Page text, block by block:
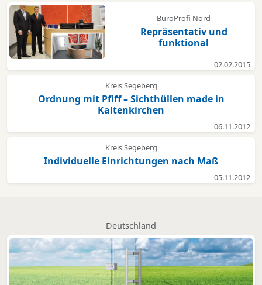
BüroProfi Nord
Repräsentativ und
funktional
02.02.2015
Kreis Segeberg
Ordnung mit Pfiff – Sichthüllen made in
Kaltenkirchen
06.11.2012
Kreis Segeberg
Individuelle Einrichtungen nach Maß
05.11.2012
Deutschland